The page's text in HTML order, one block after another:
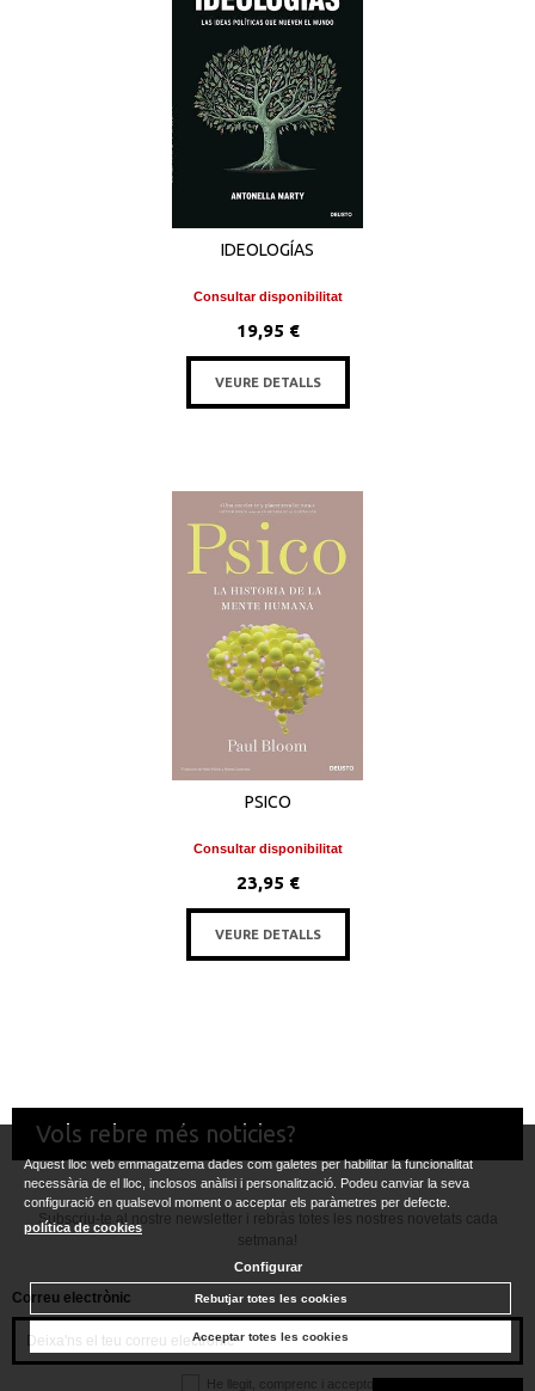
IDEOLOGÍAS
Consultar disponibilitat
19,95 €
VEURE DETALLS
PSICO
Consultar disponibilitat
23,95 €
VEURE DETALLS
Vols rebre més noticies?
Subscriu-te al nostre newsletter i rebràs totes les nostres novetats cada
setmana!
Correu electrònic
He llegit, comprenc i accepto la
Aquest lloc web emmagatzema dades com galetes per habilitar la funcionalitat
necessària de el lloc, inclosos anàlisi i personalització. Podeu canviar la seva
configuració en qualsevol moment o acceptar els paràmetres per defecte.
política de cookies
Configurar
Rebutjar totes les cookies
Acceptar totes les cookies